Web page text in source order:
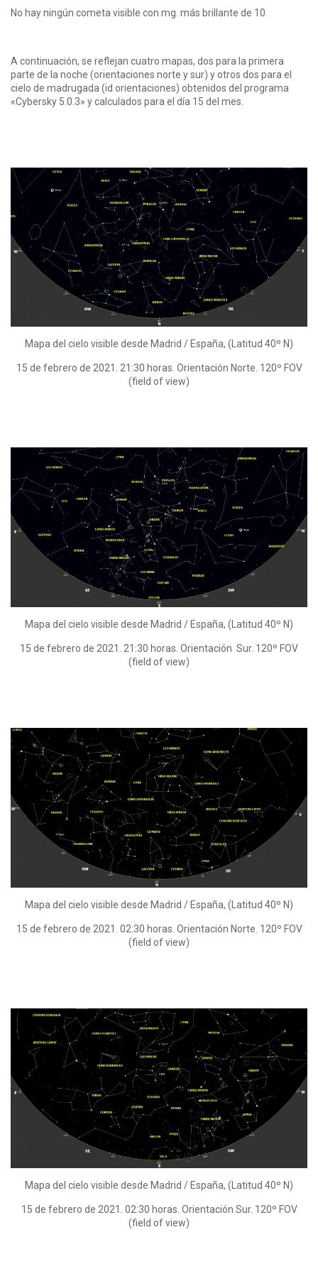
No hay ningún cometa visible con mg. más brillante de 10.
A continuación, se reflejan cuatro mapas, dos para la primera
parte de la noche (orientaciones norte y sur) y otros dos para el
cielo de madrugada (id orientaciones) obtenidos del programa
«Cybersky 5.0.3» y calculados para el día 15 del mes.
Mapa del cielo visible desde Madrid / España, (Latitud 40º N)
15 de febrero de 2021. 21:30 horas. Orientación Norte. 120º FOV
(field of view)
Mapa del cielo visible desde Madrid / España, (Latitud 40º N)
15 de febrero de 2021. 21:30 horas. Orientación Sur. 120º FOV
(field of view)
Mapa del cielo visible desde Madrid / España, (Latitud 40º N)
15 de febrero de 2021. 02:30 horas. Orientación Norte. 120º FOV
(field of view)
Mapa del cielo visible desde Madrid / España, (Latitud 40º N)
15 de febrero de 2021. 02:30 horas. Orientación Sur. 120º FOV
(field of view)